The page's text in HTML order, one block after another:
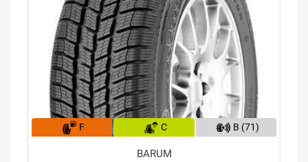
F C B (71)
BARUM